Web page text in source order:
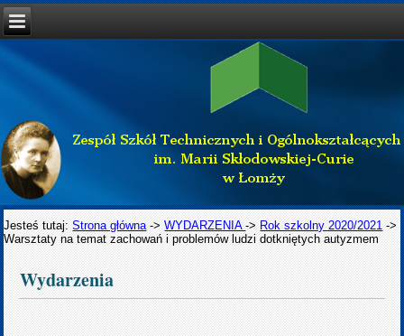
Jesteś tutaj:Strona główna ->WYDARZENIA-> Rok szkolny 2020/2021 ->
Warsztaty na temat zachowań i problemów ludzi dotkniętych autyzmem
Wydarzenia